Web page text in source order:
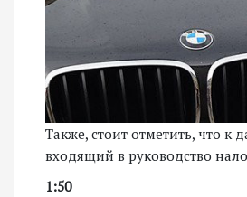
Также, стоит отметить, что к
входящий в руководство
1:50